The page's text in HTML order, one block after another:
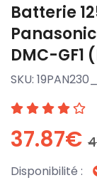
Batterie
DMC-GF1
SKU:
37.87€
Disponibilité :